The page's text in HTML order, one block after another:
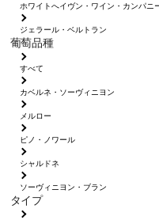
ホワイトへイヴン・ワイン・カンパニ
ジェラール・ベルトラン
葡萄品種
すべて
カベルネ・ソーヴィニヨン
メルロー
ピノ・ノワール
シャルドネ
ソーヴィニヨン・ブラン
タイプ